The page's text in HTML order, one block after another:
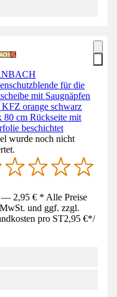
für die
mit Saugnäpfen
orange schwarz
80 cm Rückseite mit
beschichtet
wurde noch nicht
— 2,95 € * Alle Preise
und ggf. zzgl.
pro ST2,95 €*/